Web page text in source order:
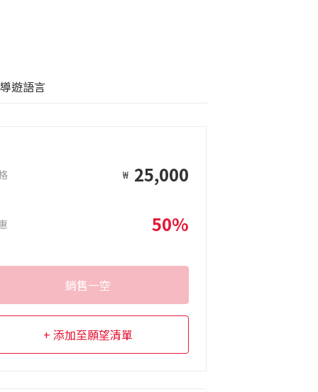
導遊語言
₩ 25,000
50%
銷售一空
添加至願望清單